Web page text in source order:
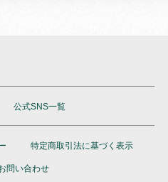
公式SNS一覧
特定商取引法に基づく表示
問い合わせ